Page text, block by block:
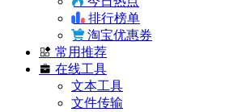
排行榜单
淘宝优惠券
常用推荐
在线工具
文本工具
文件传输